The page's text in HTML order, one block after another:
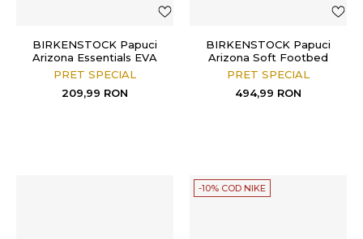
BIRKENSTOCK Papuci
Arizona Essentials EVA
PRET SPECIAL
209,99 RON
BIRKENSTOCK Papuci
Arizona Soft Footbed
PRET SPECIAL
494,99 RON
-10% COD NIKE